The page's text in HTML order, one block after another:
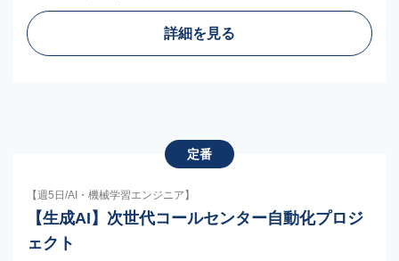
詳細を見る
定番
【週5日/AI・機械学習エンジニア】
【生成AI】次世代コールセンター自動化プロジ
ェクト